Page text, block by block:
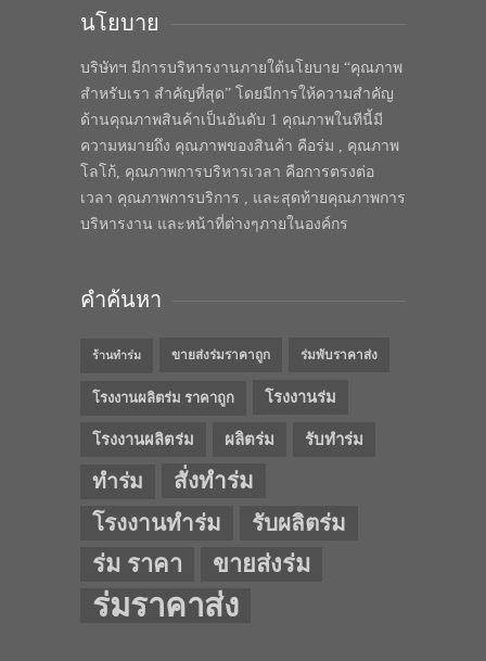
นโยบาย
บริษัทฯ มีการบริหารงานภายใต้นโยบาย “คุณภาพ
สำหรับเรา สำคัญที่สุด” โดยมีการให้ความสำคัญ
ด้านคุณภาพสินค้าเป็นอันดับ 1 คุณภาพในทีนี้มี
ความหมายถึง คุณภาพของสินค้า คือร่ม , คุณภาพ
โลโก้, คุณภาพการบริหารเวลา คือการตรงต่อ
เวลา คุณภาพการบริการ , และสุดท้ายคุณภาพการ
บริหารงาน และหน้าที่ต่างๆภายในองค์กร
คำค้นหา
ร้านทำร่ม ขายส่งร่มราคาถูก ร่มพับราคาส่ง
โรงงานผลิตร่ม ราคาถูก โรงงานร่ม
โรงงานผลิตร่ม ผลิตร่ม รับทำร่ม
ทำร่ม
สั่งทำร่ม
โรงงานทำร่ม
รับผลิตร่ม
ร่ม ราคา ขายส่งร่ม
ร่มราคาส่ง